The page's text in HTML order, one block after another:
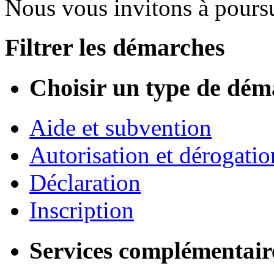
Nous vous invitons à
Filtrer les démarches
Choisir un type de
Aide et subvention
Autorisation et
Déclaration
Inscription
Services